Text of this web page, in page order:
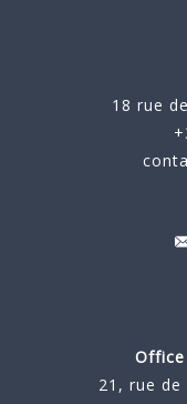
18 rue
21, rue